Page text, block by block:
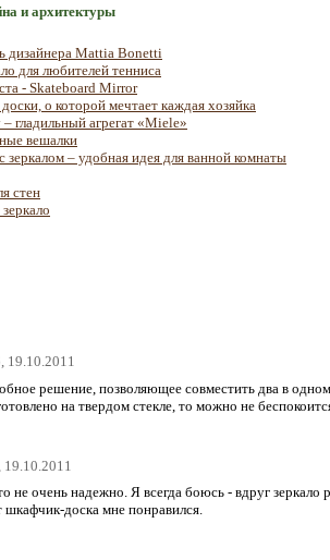
и архитектуры
дизайнера Mattia Bonetti
для любителей тенниса
- Skateboard Mirror
о которой мечтает каждая хозяйка
гладильный агрегат «Miele»
вешалки
– удобная идея для ванной комнаты
стен
19.10.2011
решение, позволяющее совместить два в
на твердом стекле, то можно не
19.10.2011
не очень надежно. Я всегда боюсь - вдруг зеркало
шкафчик-доска мне понравился.